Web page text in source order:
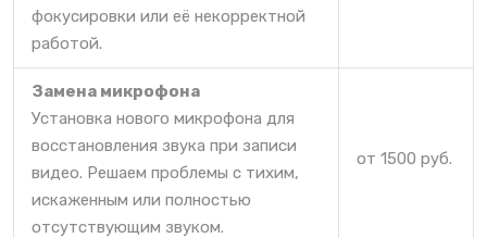
фокусировки или её некорректной
работой.
Замена микрофона
Установка нового микрофона для
восстановления звука при записи
видео. Решаем проблемы с тихим,
искаженным или полностью
отсутствующим звуком.
от 1500 руб.